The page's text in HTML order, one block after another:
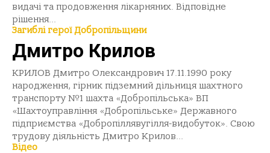
видачі та продовження лікарняних. Відповідне
рішення...
Загиблі герої Добропільщини
Дмитро Крилов
КРИЛОВ Дмитро Олександрович 17.11.1990 року
народження, гірник підземний дільниця шахтного
транспорту №1 шахта «Добропільська» ВП
«Шахтоуправління «Добропільське» Державного
підприємства «Добропіллявугілля-видобуток». Свою
трудову діяльність Дмитро Крилов...
Відео